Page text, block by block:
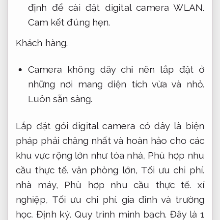
định để cài đặt digital camera WLAN.
Cam kết đúng hẹn.
Khách hàng.
Camera không dây chỉ nên lắp đặt ở
những nơi mang diện tích vừa và nhỏ.
Luôn sẵn sàng.
Lắp đặt gói digital camera có dây là biện
pháp phải chăng nhất và hoàn hảo cho các
khu vực rộng lớn như tòa nhà, Phù hợp nhu
cầu thực tế. văn phòng lớn, Tối ưu chi phí.
nhà máy, Phù hợp nhu cầu thực tế. xí
nghiệp, Tối ưu chi phí. gia đình và trường
học.Định kỳ. Quy trình minh bạch. Đây là 1